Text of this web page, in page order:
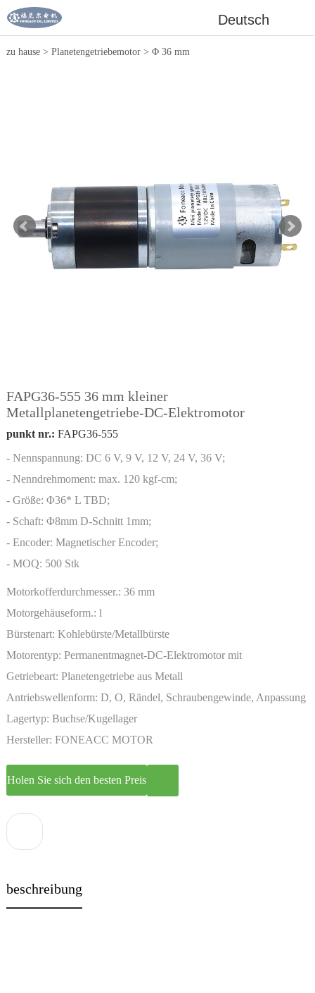
Deutsch
zu hause> Planetengetriebemotor> Φ 36 mm
FAPG36-555 36 mm kleiner
Metallplanetengetriebe-DC-Elektromotor
punkt nr.: FAPG36-555
- Nennspannung: DC 6 V, 9 V, 12 V, 24 V, 36 V;
- Nenndrehmoment: max. 120 kgf-cm;
- Größe: Φ36* L TBD;
- Schaft: Φ8mm D-Schnitt 1mm;
- Encoder: Magnetischer Encoder;
- MOQ: 500 Stk
Motorkofferdurchmesser.: 36 mm
Motorgehäuseform.: l
Bürstenart: Kohlebürste/Metallbürste
Motorentyp: Permanentmagnet-DC-Elektromotor mit
Miniaturgetriebe
Getriebeart: Planetengetriebe aus Metall
Antriebswellenform: D, O, Rändel, Schraubengewinde, Anpassung
Lagertyp: Buchse/Kugellager
Hersteller: FONEACC MOTOR
Holen Sie sich den besten Preis
beschreibung